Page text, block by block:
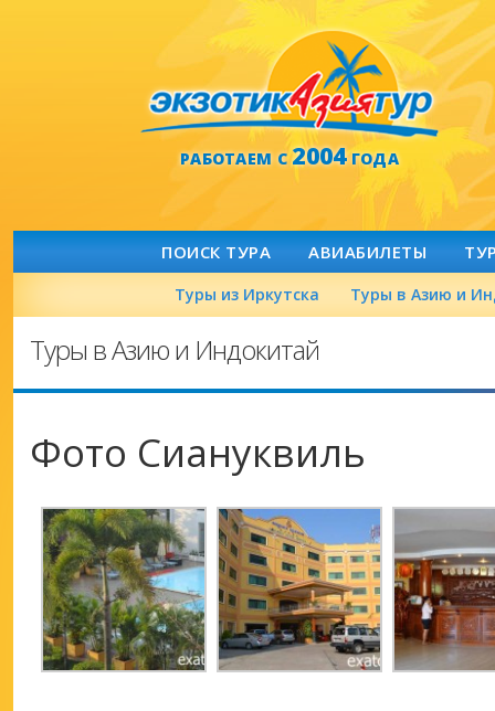
РАБОТАЕМ С2004ГОДА
ПОИСК ТУРА АВИАБИЛЕТЫ
Туры из Иркутска Туры в Азию и
Туры в Азию и Индокитай
Фото Сиануквиль